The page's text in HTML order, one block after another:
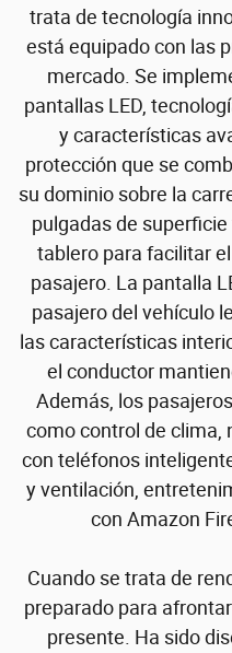
trata de tecnología
está equipado con las
mercado. Se
pantallas LED,
y características
protección que se
su dominio sobre la
pulgadas de
tablero para facilitar
pasajero. La pantalla
pasajero del vehículo
las características
el conductor
Además, los
como control de clima,
con teléfonos
y ventilación,
con Amazon
Cuando se trata de
preparado para
presente. Ha sido